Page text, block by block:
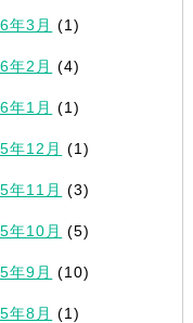
年3月 (1)
年2月 (4)
年1月 (1)
年12月 (1)
年11月 (3)
年10月 (5)
年9月 (10)
年8月 (1)